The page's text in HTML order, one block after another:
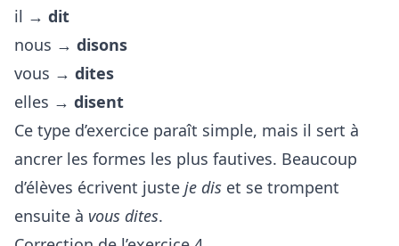
il → dit
nous → disons
vous → dites
elles → disent
Ce type d’exercice paraît simple, mais il sert à
ancrer les formes les plus fautives. Beaucoup
d’élèves écrivent juste je dis et se trompent
ensuite à vous dites.